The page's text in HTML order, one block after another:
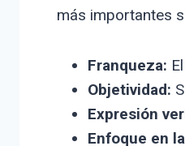
más importantes
Franqueza:
Objetividad:
Expresión
Enfoque en